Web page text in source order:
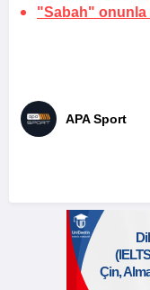
"Sabah" onunla
APA Sport